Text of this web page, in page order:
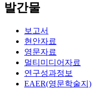
발간물
보고서
현안자료
영문자료
멀티미디어자료
연구성과정보
EAER(영문학술지)